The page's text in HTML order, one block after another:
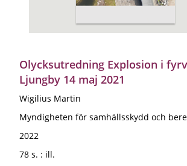
Olycksutredning Explosion i
Ljungby 14 maj 2021
Wigilius Martin
Myndigheten för samhällsskydd och
2022
78 s. : ill.